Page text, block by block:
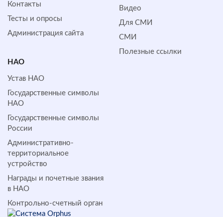
Контакты
Тесты и опросы
Администрация сайта
Видео
Для СМИ
СМИ
Полезные ссылки
НАО
Устав НАО
Государственные символы
НАО
Государственные символы
России
Административно-
территориальное
устройство
Награды и почетные звания
в НАО
Контрольно-счетный орган